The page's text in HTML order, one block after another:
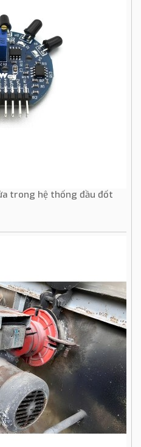
trong hệ thống đầu đốt